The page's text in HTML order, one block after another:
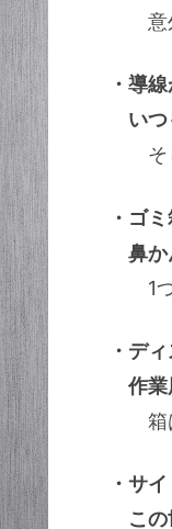
意外
・導
い
そし
・ゴ
鼻か
1つ
・デ
作業
箱は
・サ
こ